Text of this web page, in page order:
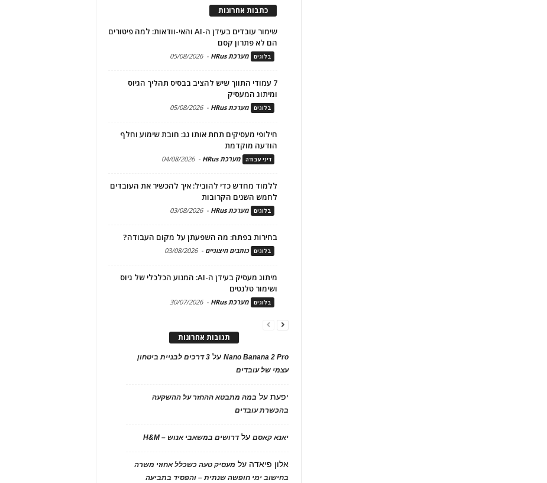
כתבות אחרונות
שימור עובדים בעידן ה-AI והאי-וודאות: למה פיטורים
הם לא פתרון קסם
בלוגים מערכת HRus -
05/08/2026
7 עמודי התווך שיש להציב בבסיס תהליך הגיוס
ומיתוג המעסיק
בלוגים מערכת HRus -
05/08/2026
חילופי מעסיקים תחת אותו גג: חובת שימוע וחלף
הודעה מוקדמת
דיני עבודה מערכת HRus -
04/08/2026
ללמוד מחדש כדי להוביל: איך להכשיר את העובדים
לחמש השנים הקרובות
בלוגים מערכת HRus -
03/08/2026
בחירות בפתח: מה השפעתן על מקום העבודה?
בלוגים כותבים חיצוניים -
03/08/2026
מיתוג מעסיק בעידן ה-AI: המנוע הכלכלי של גיוס
ושימור טלנטים
בלוגים מערכת HRus -
30/07/2026
תגובות אחרונות
Nano Banana 2 Proעל
3 דרכים לבניית ביטחון
עצמי של עובדים
יפעתעל במה מתבטא ההחזר על ההשקעה
בהכשרת עובדים
יאנא קאסםעלדרושים במשאבי אנוש – H&M
אלון פיאדה על מעסיק טעה כשכלל אחוזי משרה
בחישוב ימי חופשה שנתית – והפסיד בתביעה